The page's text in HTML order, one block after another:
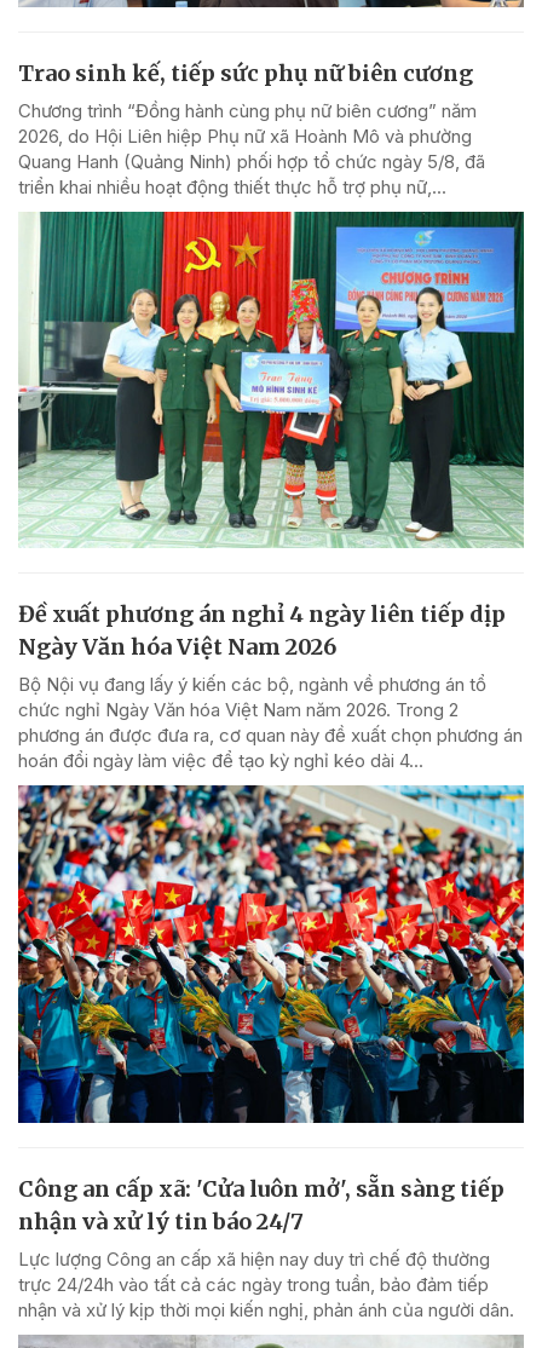
Trao sinh kế, tiếp sức phụ nữ biên cương
Chương trình “Đồng hành cùng phụ nữ biên cương” năm
2026, do Hội Liên hiệp Phụ nữ xã Hoành Mô và phường
Quang Hanh (Quảng Ninh) phối hợp tổ chức ngày 5/8, đã
triển khai nhiều hoạt động thiết thực hỗ trợ phụ nữ,...
Đề xuất phương án nghỉ 4 ngày liên tiếp dịp
Ngày Văn hóa Việt Nam 2026
Bộ Nội vụ đang lấy ý kiến các bộ, ngành về phương án tổ
chức nghỉ Ngày Văn hóa Việt Nam năm 2026. Trong 2
phương án được đưa ra, cơ quan này đề xuất chọn phương án
hoán đổi ngày làm việc để tạo kỳ nghỉ kéo dài 4...
Công an cấp xã: 'Cửa luôn mở', sẵn sàng tiếp
nhận và xử lý tin báo 24/7
Lực lượng Công an cấp xã hiện nay duy trì chế độ thường
trực 24/24h vào tất cả các ngày trong tuần, bảo đảm tiếp
nhận và xử lý kịp thời mọi kiến nghị, phản ánh của người dân.